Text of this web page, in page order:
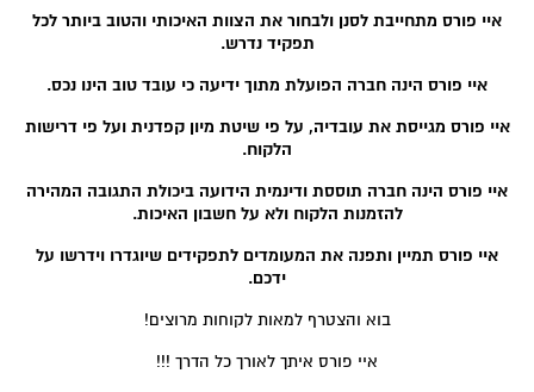
איי פורס מתחייבת לסנן ולבחור את הצוות האיכותי והטוב ביותר לכל
תפקיד נדרש.
איי פורס הינה חברה הפועלת מתוך ידיעה כי עובד טוב הינו נכס.
איי פורס מגייסת את עובדיה, על פי שיטת מיון קפדנית ועל פי דרישות
הלקוח.
איי פורס הינה חברה תוססת ודינמית הידועה ביכולת התגובה המהירה
להזמנות הלקוח ולא על חשבון האיכות.
איי פורס תמיין ותפנה את המעומדים לתפקידים שיוגדרו וידרשו על
ידכם.
בוא והצטרף למאות לקוחות מרוצים!
איי פורס איתך לאורך כל הדרך !!!